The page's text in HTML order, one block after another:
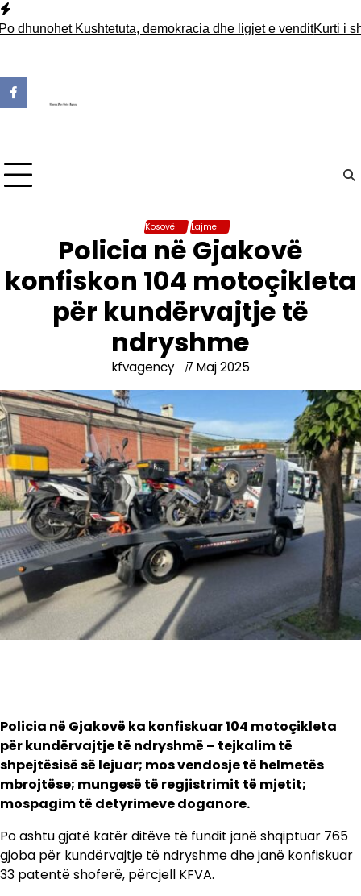
Skip
to
Kushtetuta, demokracia dhe ligjet e venditKurti i
Kosovë Lajme
Policia në Gjakovë
konfiskon 104 motoçikleta
për kundërvajtje të
ndryshme
kfvagency 7 Maj 2025
Policia në Gjakovë ka konfiskuar 104 motoçikleta
për kundërvajtje të ndryshmë – tejkalim të
shpejtësisë së lejuar; mos vendosje të helmetës
mbrojtëse; mungesë të regjistrimit të mjetit;
mospagim të detyrimeve doganore.
Po ashtu gjatë katër ditëve të fundit janë shqiptuar 765
gjoba për kundërvajtje të ndryshme dhe janë konfiskuar
33 patentë shoferë, përcjell KFVA.